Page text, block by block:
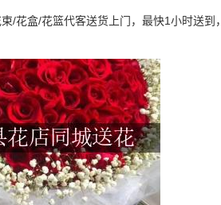
朵极品香槟玫瑰，搭配...
配黄...
朵极品香槟玫瑰，搭配...
可爱...
瑰，搭配黄...
/花盒/花篮代客送货上门，最快1小时送到